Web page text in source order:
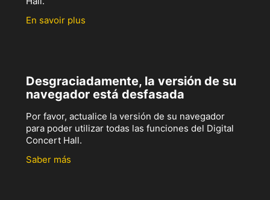
En savoir plus
Desgraciadamente, la versión de su
navegador está desfasada
Por favor, actualice la versión de su navegador
para poder utilizar todas las funciones del Digital
Concert Hall.
Saber más